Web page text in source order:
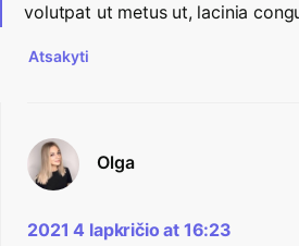
volutpat ut metus ut, lacinia
Atsakyti
Olga
2021 4 lapkričio at 16:23